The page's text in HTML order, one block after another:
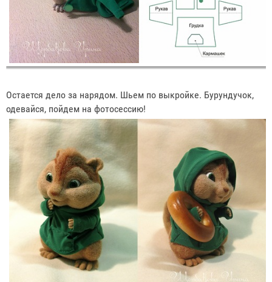
Остается дело за нарядом. Шьем по выкройке. Бурундучок,
одевайся, пойдем на фотосессию!